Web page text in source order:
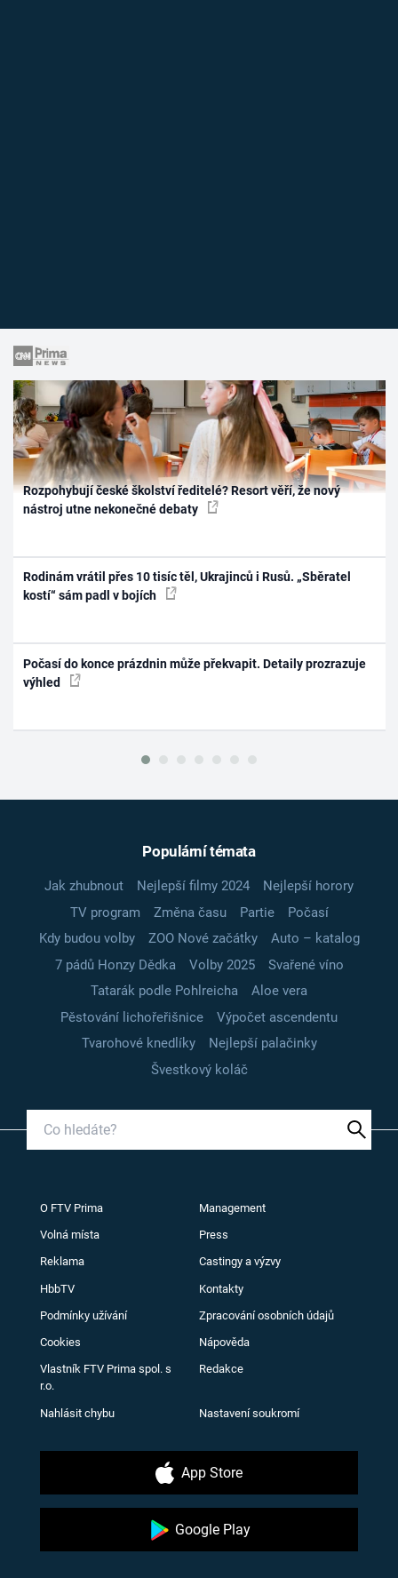
Rozpohybují české školství ředitelé? Resort věří, že nový
nástroj utne nekonečné debaty
Rodinám vrátil přes 10 tisíc těl, Ukrajinců i Rusů. „Sběratel
kostí“ sám padl v bojích
Počasí do konce prázdnin může překvapit. Detaily prozrazuje
výhled
Populární témata
Jak zhubnout Nejlepší filmy 2024
Nejlepší horory
TV program
Změna času Partie
Počasí
Kdy budou volby
ZOO Nové začátky
Auto – katalog
7 pádů Honzy Dědka
Volby 2025
Svařené víno
Tatarák podle Pohlreicha
Aloe vera
Pěstování lichořeřišnice
Výpočet ascendentu
Tvarohové knedlíky
Nejlepší palačinky
Švestkový koláč
O FTV Prima Management
Volná místa Press
Reklama Castingy a výzvy
HbbTV Kontakty
Podmínky užívání Zpracování osobních údajů
Cookies Nápověda
Vlastník FTV Prima spol. s
r.o.
Redakce
Nahlásit chybu Nastavení soukromí
App Store
Google Play